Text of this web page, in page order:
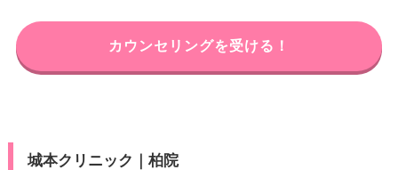
カウンセリングを受ける！
城本クリニック｜柏院